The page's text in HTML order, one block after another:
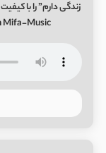
Mifa-Music